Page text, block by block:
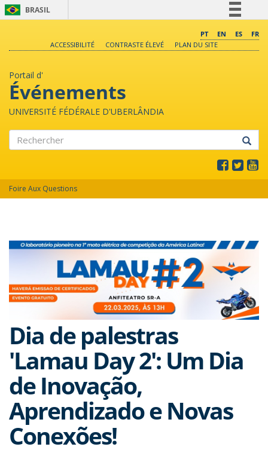
BRASIL
Comunica BR
PT EN ES
FR
ACCESSIBILITÉ
CONTRASTE ÉLEVÉ PLAN DU SITE
Portail d'
Événements
UNIVERSITÉ FÉDÉRALE D'UBERLÂNDIA
Foire Aux Questions
Dia de palestras
'Lamau Day 2': Um Dia
de Inovação,
Aprendizado e Novas
Conexões!